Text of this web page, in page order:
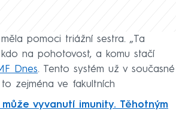
pomoci triážní sestra. „Ta
na pohotovost, a komu stačí
Dnes. Tento systém už v současné
zejména ve fakultních
vyvanutí imunity. Těhotným